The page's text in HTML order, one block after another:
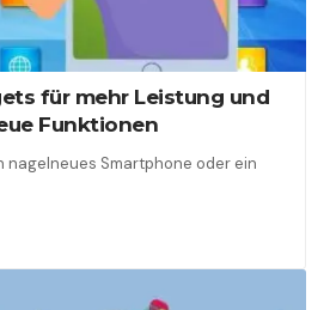
für mehr Leistung und
Funktionen
nagelneues Smartphone oder ein